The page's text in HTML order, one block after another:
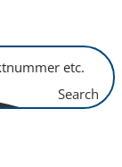
Search